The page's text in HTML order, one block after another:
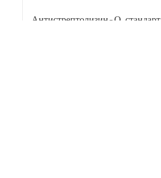
Антистрептолизин-О, стандарт